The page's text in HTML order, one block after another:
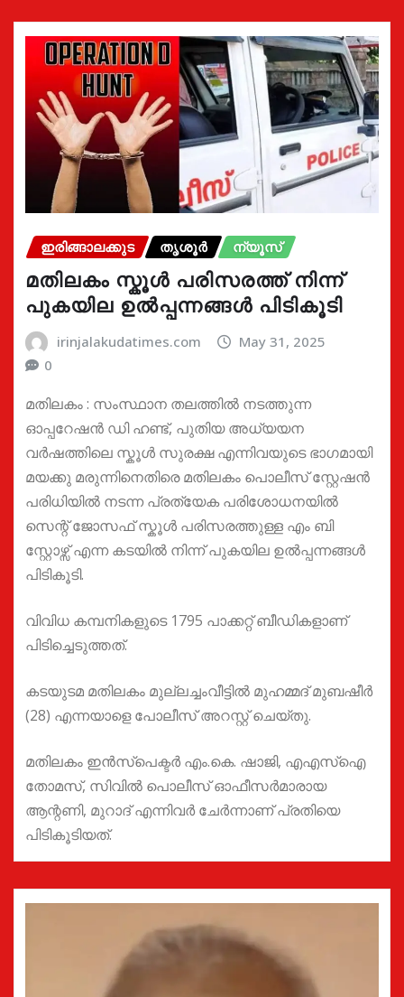
ഇരിങ്ങാലക്കുട തൃശൂർ ന്യൂസ്
മതിലകം സ്കൂൾ പരിസരത്ത് നിന്ന്
പുകയില ഉൽപ്പന്നങ്ങൾ പിടികൂടി
irinjalakudatimes.com
May 31, 2025
0
മതിലകം : സംസ്ഥാന തലത്തിൽ നടത്തുന്ന
ഓപ്പറേഷൻ ഡി ഹണ്ട്, പുതിയ അധ്യയന
വർഷത്തിലെ സ്കൂൾ സുരക്ഷ എന്നിവയുടെ ഭാഗമായി
മയക്കു മരുന്നിനെതിരെ മതിലകം പൊലീസ് സ്റ്റേഷൻ
പരിധിയിൽ നടന്ന പ്രത്യേക പരിശോധനയിൽ
സെന്റ് ജോസഫ് സ്കൂൾ പരിസരത്തുള്ള എം ബി
സ്റ്റോഴ്സ് എന്ന കടയിൽ നിന്ന് പുകയില ഉൽപ്പന്നങ്ങൾ
പിടികൂടി.
വിവിധ കമ്പനികളുടെ 1795 പാക്കറ്റ് ബീഡികളാണ്
പിടിച്ചെടുത്തത്.
കടയുടമ മതിലകം മുല്ലച്ചംവീട്ടിൽ മുഹമ്മദ് മുബഷീർ
(28) എന്നയാളെ പോലീസ് അറസ്റ്റ് ചെയ്തു.
മതിലകം ഇൻസ്പെക്ടർ എം.കെ. ഷാജി, എഎസ്ഐ
തോമസ്, സിവിൽ പൊലീസ് ഓഫീസർമാരായ
ആന്റണി, മുറാദ് എന്നിവർ ചേർന്നാണ് പ്രതിയെ
പിടികൂടിയത്.